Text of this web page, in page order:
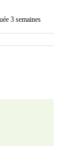
3 semaines